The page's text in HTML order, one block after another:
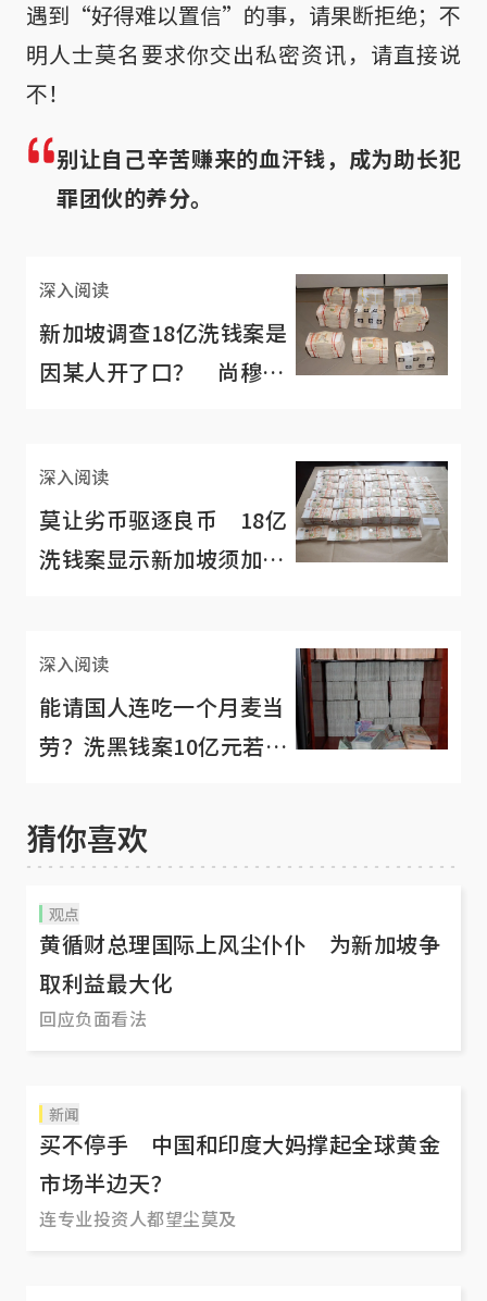
遇到“好得难以置信”的事，请果断拒绝；不
明人士莫名要求你交出私密资讯，请直接说
不！
别让自己辛苦赚来的血汗钱，成为助长犯
罪团伙的养分。
深入阅读
新加坡调查18亿洗钱案是
因某人开了口？ 尚穆
深入阅读
莫让劣币驱逐良币 18亿
洗钱案显示新加坡须加强
深入阅读
能请国人连吃一个月麦当
劳？洗黑钱案10亿元若非
猜你喜欢
观点
黄循财总理国际上风尘仆仆 为新加坡争
取利益最大化
回应负面看法
新闻
买不停手 中国和印度大妈撑起全球黄金
市场半边天？
连专业投资人都望尘莫及